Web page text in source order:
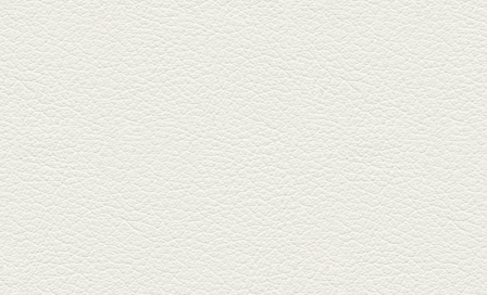
焼き餃子＆海老チリ
栄通りの路地奥、隠れ家的な店
『富富飯店 新市街酒家』へ。２
階に...
2026年1月9日放送
酢だこ＆焼ぎょうざ
健軍で人吉の有名店のぎょうざ
を！『松龍軒健軍店』で、味わ
いの刻...
2025年12月19日放送